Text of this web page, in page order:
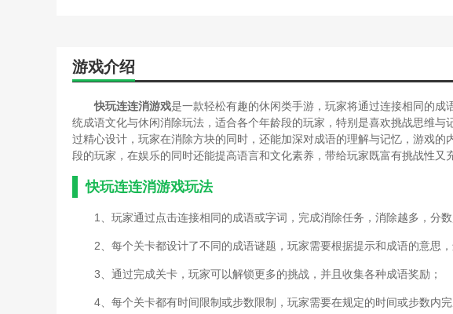
游戏介绍
快玩连连消游戏是一款轻松有趣的休闲类手游，玩家将通过连接相同的
统成语文化与休闲消除玩法，适合各个年龄段的玩家，特别是喜欢挑战思维
过精心设计，玩家在消除方块的同时，还能加深对成语的理解与记忆，游戏
段的玩家，在娱乐的同时还能提高语言和文化素养，带给玩家既富有挑战性又
快玩连连消游戏玩法
1、玩家通过点击连接相同的成语或字词，完成消除任务，消除越多，分数
2、每个关卡都设计了不同的成语谜题，玩家需要根据提示和成语的意思，
3、通过完成关卡，玩家可以解锁更多的挑战，并且收集各种成语奖励；
4、每个关卡都有时间限制或步数限制，玩家需要在规定的时间或步数内